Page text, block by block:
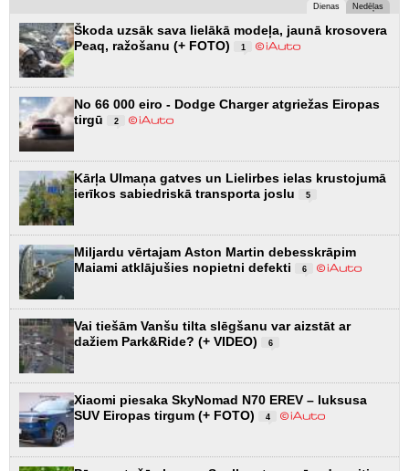
Dienas Nedēļas
Škoda uzsāk sava lielākā modeļa, jaunā krosovera
Peaq, ražošanu (+ FOTO)
1
No 66 000 eiro - Dodge Charger atgriežas Eiropas
tirgū
2
Kārļa Ulmaņa gatves un Lielirbes ielas krustojumā
ierīkos sabiedriskā transporta joslu
5
Miljardu vērtajam Aston Martin debesskrāpim
Maiami atklājušies nopietni defekti
6
Vai tiešām Vanšu tilta slēgšanu var aizstāt ar
dažiem Park&Ride? (+ VIDEO)
6
Xiaomi piesaka SkyNomad N70 EREV – luksusa
SUV Eiropas tirgum (+ FOTO)
4